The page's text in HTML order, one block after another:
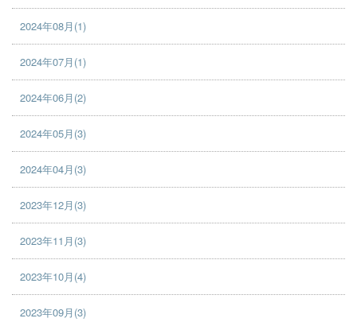
2024年08月(1)
2024年07月(1)
2024年06月(2)
2024年05月(3)
2024年04月(3)
2023年12月(3)
2023年11月(3)
2023年10月(4)
2023年09月(3)